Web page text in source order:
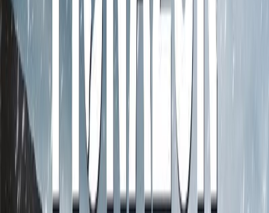
καταλήγει στο συμπέρασμα πως πρόκειται για αυτοκτονία και
κλείνει αθόρυβα την υπόθεση. Έναν χρόνο αργότερα, η
εξηντατετράχρονη επιθεωρήτρια Χούλντα Χερμανσντότιρ
εξαναγκάζεται σε πρόωρη συνταξιοδότηση. Έχει όμως δυο
βδομάδες καιρό για να επιλέξει ποια παλιά ιστορία θα ανακινήσει.
Και δεν δυσκολεύεται να αποφασίσει. Γρήγορα θυμάται εκείνη τη
μετανάστρια που είδε τις ελπίδες της για μια καινούργια αρχή να
ξεβράζονται στις ακτές αυτής της άγνωστης χώρας. Η Χούλντα,
πεπεισμένη ότι η γυναίκα δολοφονήθηκε, ανοίγει ξανά την
ξεχασμένη υπόθεση. Ωστόσο, κανένας δεν της λέει όλη την
αλήθεια. Ακόμα και οι συνάδελφοί της μοιάζουν αποφασισμένοι να
σαμποτάρουν τις προσπάθειές της. Καθώς ο χρόνος μετράει
αντίστροφα, φαντάσματα του παρελθόντος έρχονται να τη